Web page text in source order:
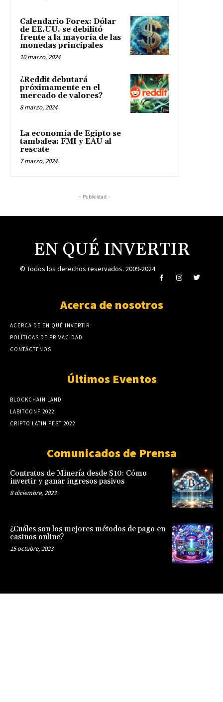
Calendario Forex: Dólar
de EE.UU. se debilitó
frente a la mayoría de las
monedas principales
10 marzo, 2024
¿Reddit debutará
próximamente en el
mercado de valores?
8 marzo, 2024
La economía de Egipto se
tambalea: FMI y EAU al
rescate
7 marzo, 2024
- Publicidad -
EN QUÉ INVERTIR
© Todos los derechos reservados. 2009-2024
Acerca de nosotros
ACERCA DE EN QUÉ INVERTIR
POLÍTICAS DE PRIVACIDAD
CONTÁCTENOS
Últimos Eventos
BLOCKCHAIN LAND
LABITCONF 2022
CRIPTO LATIN FEST 2022
Comunicados de Prensa
Contratos de Minería desde $10: Cómo
invertir y ganar ingresos pasivos
8 diciembre, 2023
¿Cuáles son los mejores métodos de pago en
casinos online?
15 octubre, 2023